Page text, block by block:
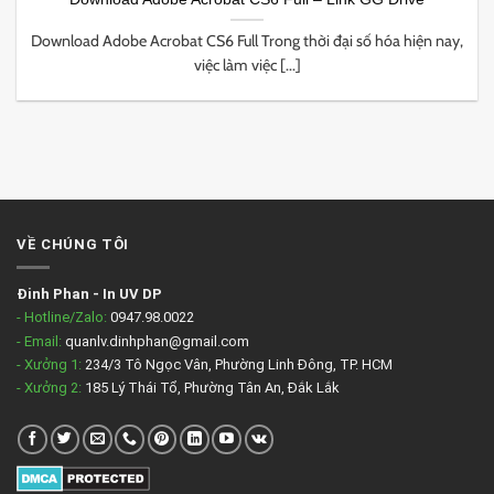
Download Adobe Acrobat CS6 Full Trong thời đại số hóa hiện nay,
việc làm việc [...]
VỀ CHÚNG TÔI
Đinh Phan - In UV DP
- Hotline/Zalo: 0947.98.0022
- Email: quanlv.dinhphan@gmail.com
- Xưởng 1: 234/3 Tô Ngọc Vân, Phường Linh Đông, TP. HCM
- Xưởng 2: 185 Lý Thái Tổ, Phường Tân An, Đắk Lắk